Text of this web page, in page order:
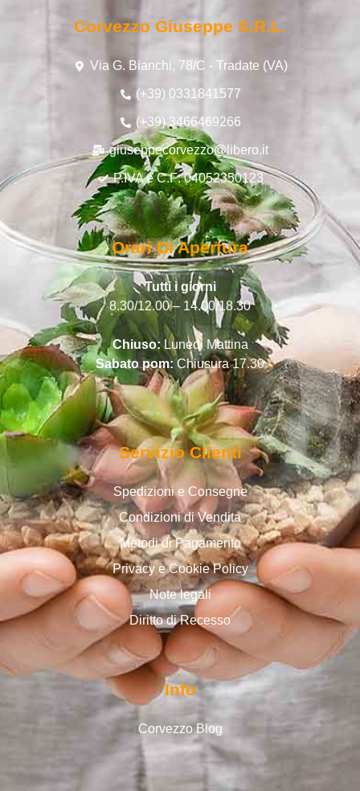
Corvezzo Giuseppe S.r.l.
Via G. Bianchi, 78/C - Tradate (VA)
(+39) 0331841577
(+39) 3466469266
giuseppecorvezzo@libero.it
P.IVA e C.F: 04052350123
Orari Di Apertura
Tutti i giorni
8.30/12.00 – 14.00/18.30
Chiuso:Lunedì Mattina
Sabato pom:Chiusura 17.30
Servizio Clienti
Spedizioni e Consegne
Condizioni di Vendita
Metodi di Pagamento
Privacy e Cookie Policy
Note legali
Diritto di Recesso
Info
Corvezzo Blog